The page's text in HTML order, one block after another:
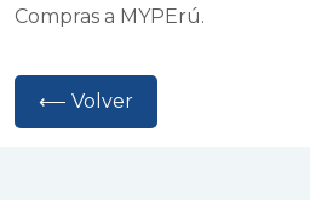
Compras a MYPErú.
⟵ Volver